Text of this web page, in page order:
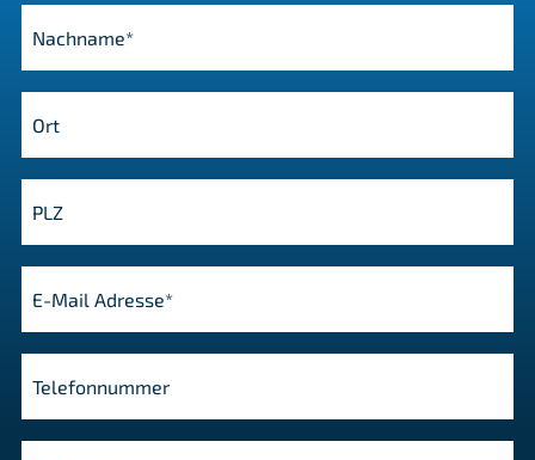
Nachname*
Ort
PLZ
E-Mail Adresse*
Telefonnummer